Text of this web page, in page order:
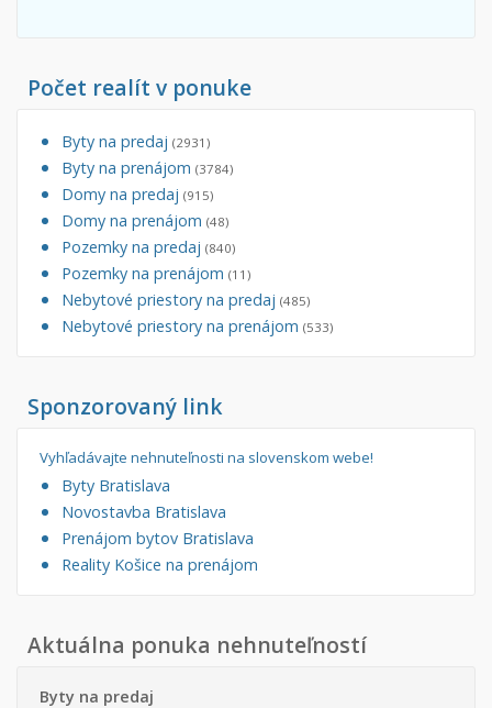
Počet realít v ponuke
Byty na predaj (2931)
Byty na prenájom (3784)
Domy na predaj (915)
Domy na prenájom (48)
Pozemky na predaj (840)
Pozemky na prenájom (11)
Nebytové priestory na predaj (485)
Nebytové priestory na prenájom (533)
Sponzorovaný link
Vyhľadávajte nehnuteľnosti na slovenskom webe!
Byty Bratislava
Novostavba Bratislava
Prenájom bytov Bratislava
Reality Košice na prenájom
Aktuálna ponuka nehnuteľností
Byty na predaj